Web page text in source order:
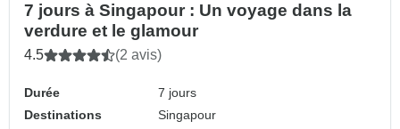
7 jours à Singapour : Un voyage dans la
verdure et le glamour
4.5 (2 avis)
Durée
7 jours
Destinations
Singapour